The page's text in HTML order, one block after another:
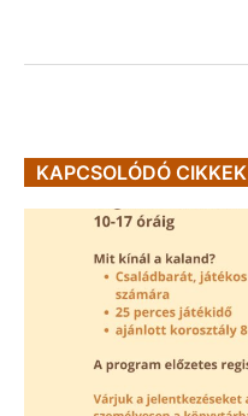
KAPCSOLÓDÓ CIKKEK